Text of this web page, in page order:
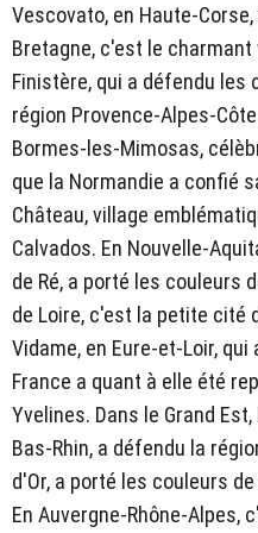
Vescovato, en Haute-
Bretagne, c'est le
Finistère, qui a défendu les
région Provence-Alpes-
Bormes-les-Mimosas,
que la Normandie a confié
Château, village
Calvados. En Nouvelle-
de Ré, a porté les couleurs
de Loire, c'est la petite cité
Vidame, en Eure-et-Loir,
France a quant à elle été
Yvelines. Dans le Grand
Bas-Rhin, a défendu la
d'Or, a porté les couleurs
En Auvergne-Rhône-Alpes,